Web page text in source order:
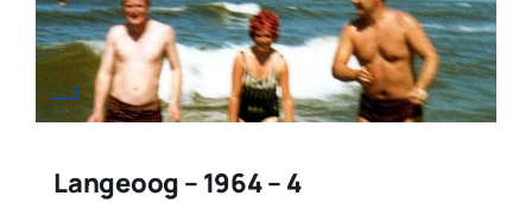
Langeoog – 1964 – 4